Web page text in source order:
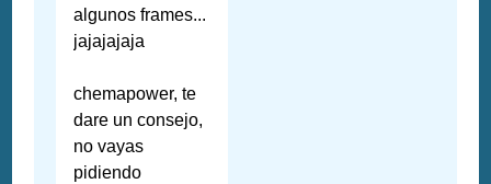
algunos frames...
jajajajaja
chemapower, te
dare un consejo,
no vayas
pidiendo